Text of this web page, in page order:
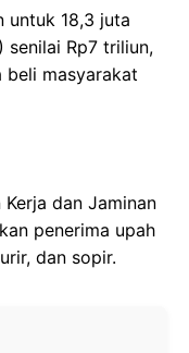
untuk 18,3 juta
senilai Rp7 triliun,
beli masyarakat
dan Jaminan
penerima upah
dan sopir.